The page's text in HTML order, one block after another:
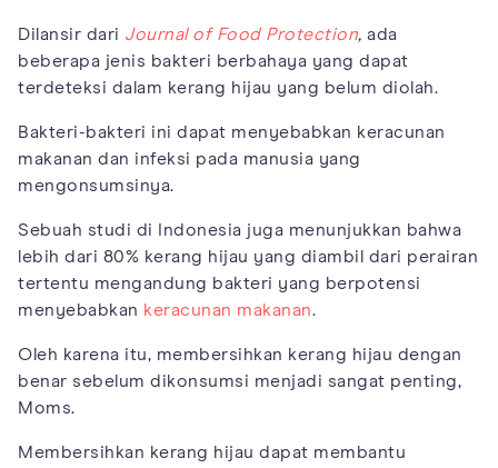
Dilansir dari Journal of Food Protection, ada
beberapa jenis bakteri berbahaya yang dapat
terdeteksi dalam kerang hijau yang belum diolah.
Bakteri-bakteri ini dapat menyebabkan keracunan
makanan dan infeksi pada manusia yang
mengonsumsinya.
Sebuah studi di Indonesia juga menunjukkan bahwa
lebih dari 80% kerang hijau yang diambil dari perairan
tertentu mengandung bakteri yang berpotensi
menyebabkan keracunan makanan.
Oleh karena itu, membersihkan kerang hijau dengan
benar sebelum dikonsumsi menjadi sangat penting,
Moms.
Membersihkan kerang hijau dapat membantu